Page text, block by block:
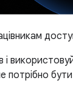
і
потрібно бути